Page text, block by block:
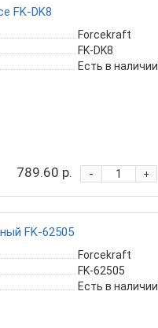
FK-DK8
Forcekraft
FK-DK8
Есть в наличии
789.60 р. +
-
FK-62505
Forcekraft
FK-62505
Есть в наличии